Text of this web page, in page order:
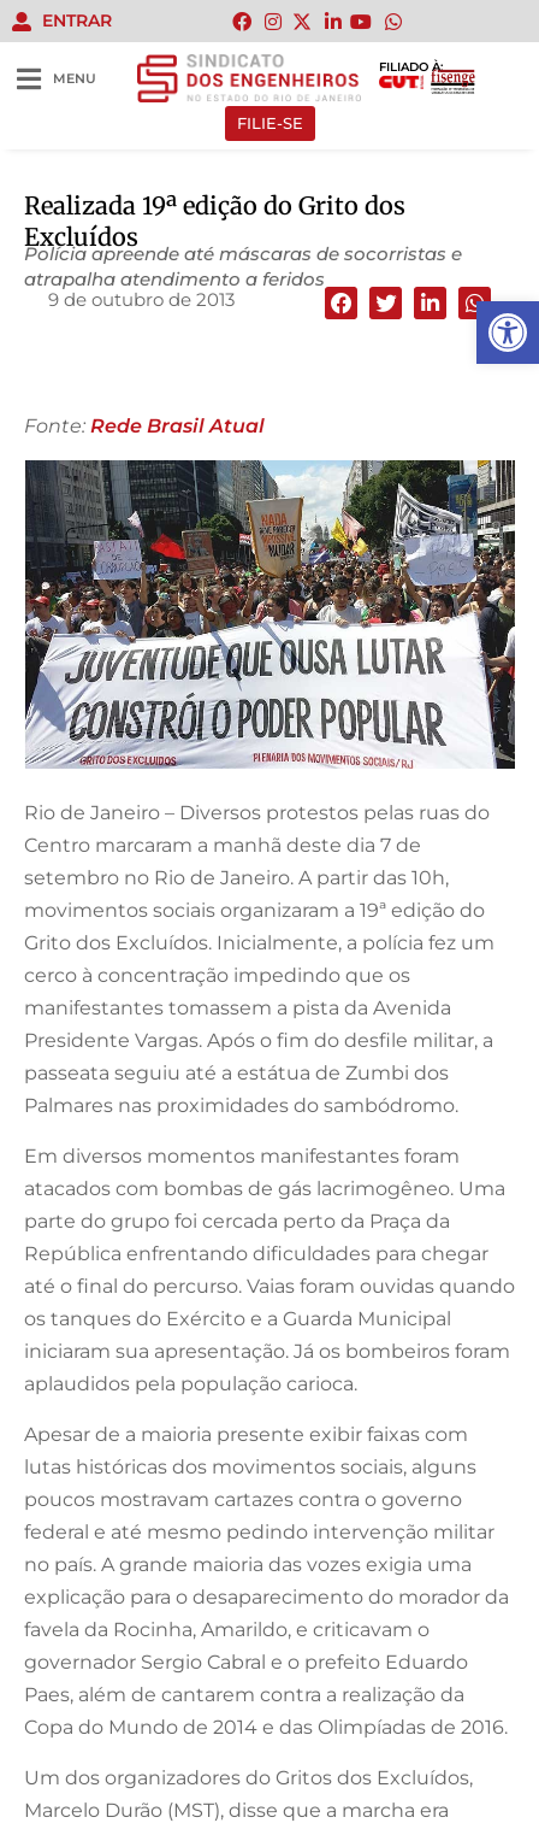
Abrir
ENTRAR
MENU
FILIADO À:
FILIE-SE
Realizada 19ª edição do Grito dos
Excluídos
Polícia apreende até máscaras de socorristas e
atrapalha atendimento a feridos
9 de outubro de 2013
Fonte: Rede Brasil Atual
Rio de Janeiro – Diversos protestos pelas ruas do
Centro marcaram a manhã deste dia 7 de
setembro no Rio de Janeiro. A partir das 10h,
movimentos sociais organizaram a 19ª edição do
Grito dos Excluídos. Inicialmente, a polícia fez um
cerco à concentração impedindo que os
manifestantes tomassem a pista da Avenida
Presidente Vargas. Após o fim do desfile militar, a
passeata seguiu até a estátua de Zumbi dos
Palmares nas proximidades do sambódromo.
Em diversos momentos manifestantes foram
atacados com bombas de gás lacrimogêneo. Uma
parte do grupo foi cercada perto da Praça da
República enfrentando dificuldades para chegar
até o final do percurso. Vaias foram ouvidas quando
os tanques do Exército e a Guarda Municipal
iniciaram sua apresentação. Já os bombeiros foram
aplaudidos pela população carioca.
Apesar de a maioria presente exibir faixas com
lutas históricas dos movimentos sociais, alguns
poucos mostravam cartazes contra o governo
federal e até mesmo pedindo intervenção militar
no país. A grande maioria das vozes exigia uma
explicação para o desaparecimento do morador da
favela da Rocinha, Amarildo, e criticavam o
governador Sergio Cabral e o prefeito Eduardo
Paes, além de cantarem contra a realização da
Copa do Mundo de 2014 e das Olimpíadas de 2016.
Um dos organizadores do Gritos dos Excluídos,
Marcelo Durão (MST), disse que a marcha era